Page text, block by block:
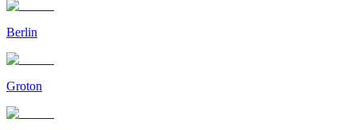
Berlin
Groton